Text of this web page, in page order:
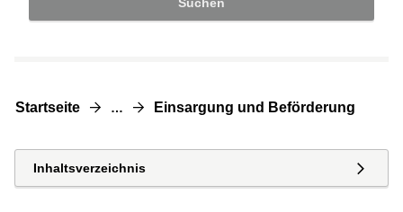
Startseite … Einsargung und Beförderung
Inhaltsverzeichnis